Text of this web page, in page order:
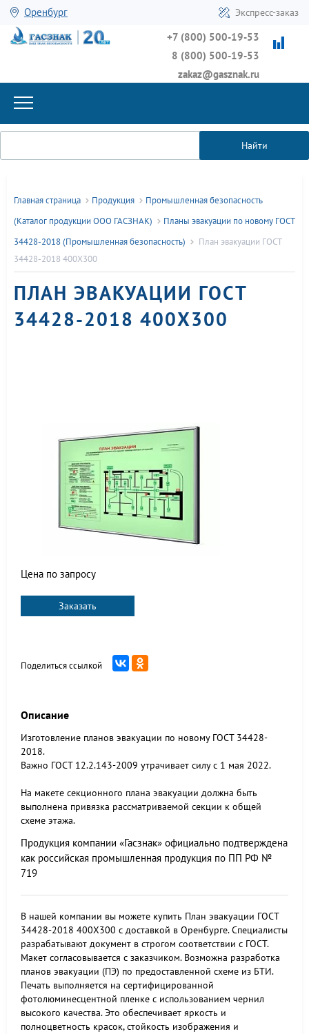
Оренбург Экспресс-заказ
+7 (800) 500-19-53
8 (800) 500-19-53
zakaz@gasznak.ru
Найти
Главная страница Продукция
Промышленная безопасность
(Каталог продукции ООО ГАСЗНАК)
Планы эвакуации по новому ГОСТ
34428-2018 (Промышленная безопасность)
План эвакуации ГОСТ
34428-2018 400Х300
ПЛАН ЭВАКУАЦИИ ГОСТ
34428-2018 400Х300
Цена по запросу
Заказать
Поделиться ссылкой
Описание
Изготовление планов эвакуации по новому ГОСТ 34428-
2018.
Важно ГОСТ 12.2.143-2009 утрачивает силу с 1 мая 2022.
На макете секционного плана эвакуации должна быть
выполнена привязка рассматриваемой секции к общей
схеме этажа.
Продукция компании «Гасзнак» официально подтверждена
как российская промышленная продукция по ПП РФ №
719
В нашей компании вы можете купить План эвакуации ГОСТ
34428-2018 400Х300 с доставкой в Оренбурге. Специалисты
разрабатывают документ в строгом соответствии с ГОСТ.
Макет согласовывается с заказчиком. Возможна разработка
планов эвакуации (ПЭ) по предоставленной схеме из БТИ.
Печать выполняется на сертифицированной
фотолюминесцентной пленке с использованием чернил
высокого качества. Это обеспечивает яркость и
полноцветность красок, стойкость изображения и